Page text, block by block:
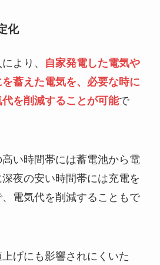
化
より、
自家発電した電気や
蓄えた電気を、必要な時に
を削減することが可能で
い時間帯には蓄電池から電
夜の安い時間帯には充電を
電気代を削減することもで
げにも影響されにくいた